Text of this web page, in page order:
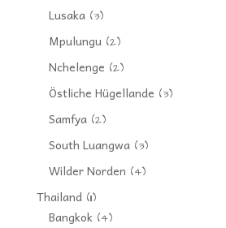
Lusaka(3)
Mpulungu(2)
Nchelenge (2)
Östliche Hügellande (3)
Samfya(2)
South Luangwa(3)
Wilder Norden (4)
Thailand(11)
Bangkok(4)